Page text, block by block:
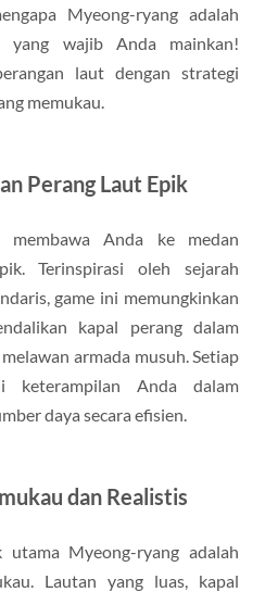
Myeong-ryang adalah
yang wajib Anda mainkan!
laut dengan strategi
memukau.
Perang Laut Epik
membawa Anda ke medan
Terinspirasi oleh sejarah
game ini memungkinkan
kapal perang dalam
armada musuh. Setiap
keterampilan Anda dalam
daya secara efisien.
dan Realistis
Myeong-ryang adalah
Lautan yang luas, kapal